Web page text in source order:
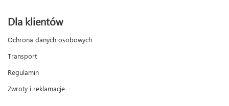
Dla klientów
Ochrona danych osobowych
Transport
Regulamin
Zwroty i reklamacje